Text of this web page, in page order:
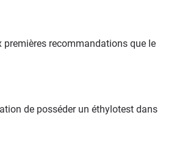
premières recommandations que le
de posséder un éthylotest dans